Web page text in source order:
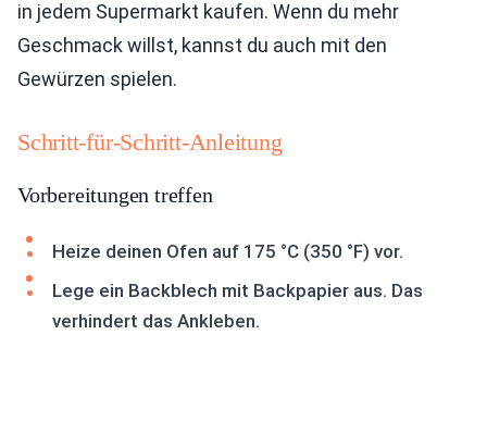
in jedem Supermarkt kaufen. Wenn du mehr
Geschmack willst, kannst du auch mit den
Gewürzen spielen.
Schritt-für-Schritt-Anleitung
Vorbereitungen treffen
Heize deinen Ofen auf 175 °C (350 °F) vor.
Lege ein Backblech mit Backpapier aus. Das
verhindert das Ankleben.